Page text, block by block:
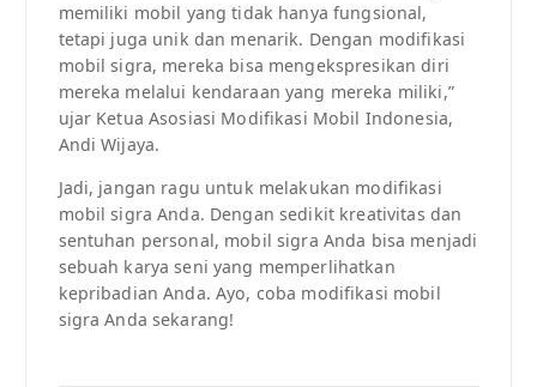
memiliki mobil yang tidak hanya fungsional,
tetapi juga unik dan menarik. Dengan modifikasi
mobil sigra, mereka bisa mengekspresikan diri
mereka melalui kendaraan yang mereka miliki,”
ujar Ketua Asosiasi Modifikasi Mobil Indonesia,
Andi Wijaya.
Jadi, jangan ragu untuk melakukan modifikasi
mobil sigra Anda. Dengan sedikit kreativitas dan
sentuhan personal, mobil sigra Anda bisa menjadi
sebuah karya seni yang memperlihatkan
kepribadian Anda. Ayo, coba modifikasi mobil
sigra Anda sekarang!